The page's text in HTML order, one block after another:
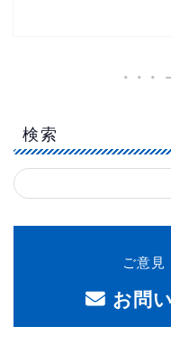
検索
ご意見
お問